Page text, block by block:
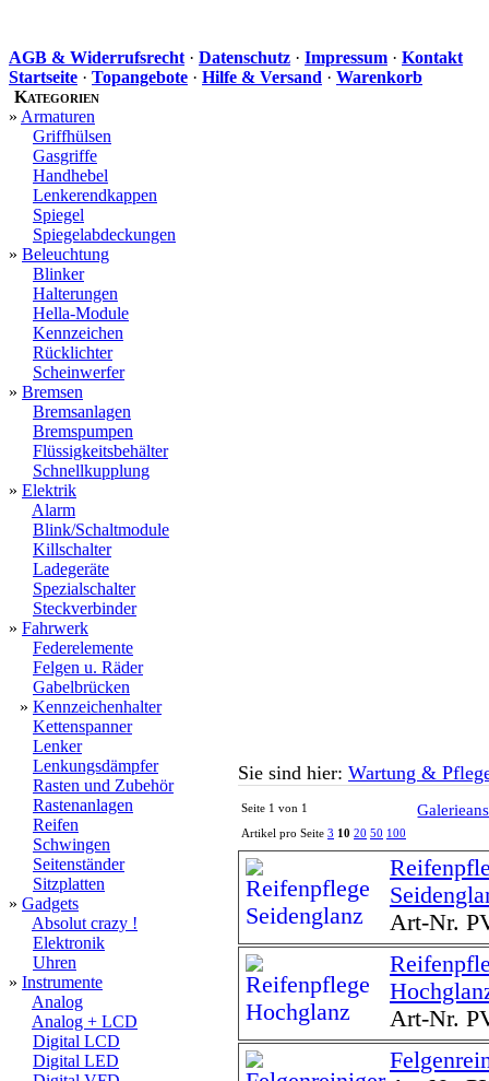
AGB & Widerrufsrecht · Datenschutz · Impressum · Kontakt
Startseite · Topangebote · Hilfe & Versand · Warenkorb
Kategorien
» Armaturen
Griffhülsen
Gasgriffe
Handhebel
Lenkerendkappen
Spiegel
Spiegelabdeckungen
» Beleuchtung
Blinker
Halterungen
Hella-Module
Kennzeichen
Rücklichter
Scheinwerfer
» Bremsen
Bremsanlagen
Bremspumpen
Flüssigkeitsbehälter
Schnellkupplung
» Elektrik
Alarm
Blink/Schaltmodule
Killschalter
Ladegeräte
Spezialschalter
Steckverbinder
» Fahrwerk
Federelemente
Felgen u. Räder
Gabelbrücken
» Kennzeichenhalter
Kettenspanner
Lenker
Lenkungsdämpfer
Rasten und Zubehör
Rastenanlagen
Reifen
Schwingen
Seitenständer
Sitzplatten
» Gadgets
Absolut crazy !
Elektronik
Uhren
» Instrumente
Analog
Analog + LCD
Digital LCD
Digital LED
Sie sind hier: Wartung &
Seite 1 von 1
Artikel pro Seite 3 10 20 50 100
Art-Nr.
Art-Nr.